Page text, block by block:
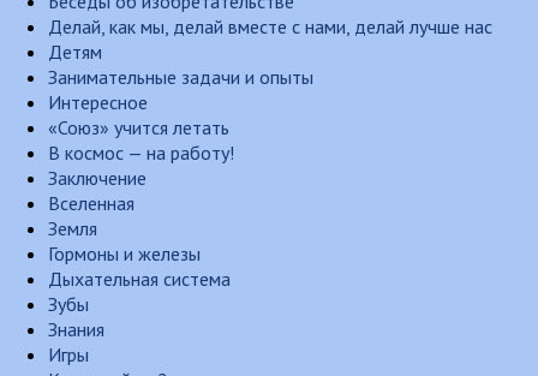
Делай, как мы, делай вместе с нами, делай лучше нас
Детям
Занимательные задачи и опыты
Интересное
«Союз» учится летать
В космос — на работу!
Заключение
Вселенная
Земля
Гормоны и железы
Дыхательная система
Зубы
Знания
Игры